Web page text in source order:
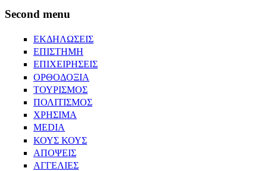
Second menu
ΕΚΔΗΛΩΣΕΙΣ
ΕΠΙΣΤΗΜΗ
ΕΠΙΧΕΙΡΗΣΕΙΣ
ΟΡΘΟΔΟΞΙΑ
ΤΟΥΡΙΣΜΟΣ
ΠΟΛΙΤΙΣΜΟΣ
ΧΡΗΣΙΜΑ
MEDIA
ΚΟΥΣ ΚΟΥΣ
ΑΠΟΨΕΙΣ
ΑΓΓΕΛΙΕΣ